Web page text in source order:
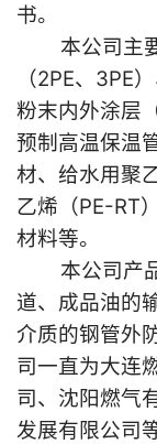
书。
本公司主要
（2PE、3PE
粉末内外涂层
预制高温保温
材、给水用聚
乙烯（PE-RT
材料等。
本公司产品
道、成品油的
介质的钢管外
司一直为大连
司、沈阳燃气
发展有限公司